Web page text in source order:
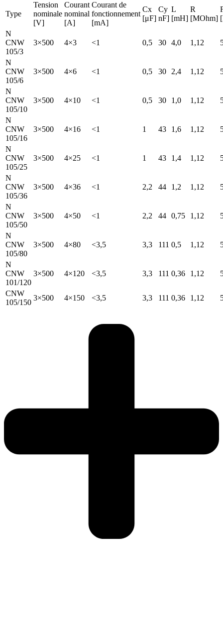
Type
Tension
nominale
[V]
Courant
nominal
[A]
Courant de
fonctionnement
[mA]
Cx
[μF]
Cy
nF]
L
[mH]
R
[MOhm]
N
CNW
105/3
3×500 4×3 <1 0,5 30 4,0 1,12
N
CNW
105/6
3×500 4×6 <1 0,5 30 2,4 1,12
N
CNW
105/10
3×500 4×10 <1 0,5 30 1,0 1,12
N
CNW
105/16
3×500 4×16 <1 1 43 1,6 1,12
N
CNW
105/25
3×500 4×25 <1 1 43 1,4 1,12
N
CNW
105/36
3×500 4×36 <1 2,2 44 1,2 1,12
N
CNW
105/50
3×500 4×50 <1 2,2 44 0,75 1,12
N
CNW
105/80
3×500 4×80 <3,5 3,3 111 0,5 1,12
N
CNW
101/120
3×500 4×120 <3,5 3,3 111 0,36 1,12
CNW
105/150
3×500 4×150 <3,5 3,3 111 0,36 1,12